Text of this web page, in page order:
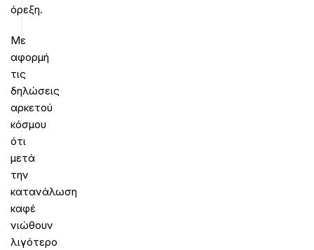
όρεξη.
Με
αφορμή
τις
δηλώσεις
αρκετού
κόσμου
ότι
μετά
την
κατανάλωση
καφέ
νιώθουν
λιγότερο